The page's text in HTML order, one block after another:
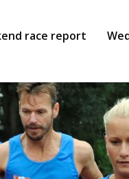
race report